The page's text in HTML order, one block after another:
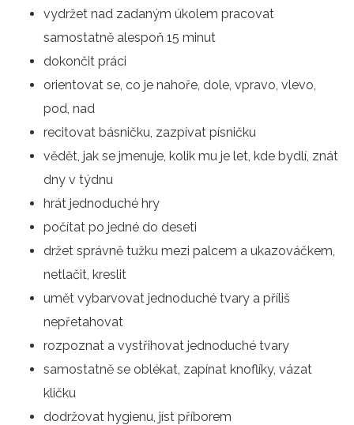
vydržet nad zadaným úkolem pracovat
samostatně alespoň 15 minut
dokončit práci
orientovat se, co je nahoře, dole, vpravo, vlevo,
pod, nad
recitovat básničku, zazpívat písničku
vědět, jak se jmenuje, kolik mu je let, kde bydlí, znát
dny v týdnu
hrát jednoduché hry
počítat po jedné do deseti
držet správně tužku mezi palcem a ukazováčkem,
netlačit, kreslit
umět vybarvovat jednoduché tvary a příliš
nepřetahovat
rozpoznat a vystřihovat jednoduché tvary
samostatně se oblékat, zapínat knoflíky, vázat
kličku
dodržovat hygienu, jíst příborem